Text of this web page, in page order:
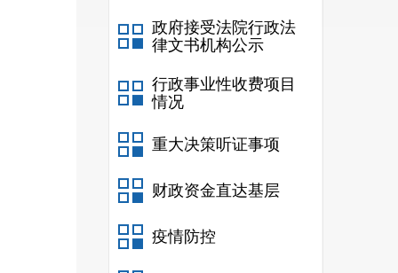
政府接受法院行政法
律文书机构公示
行政事业性收费项目
情况
重大决策听证事项
财政资金直达基层
疫情防控